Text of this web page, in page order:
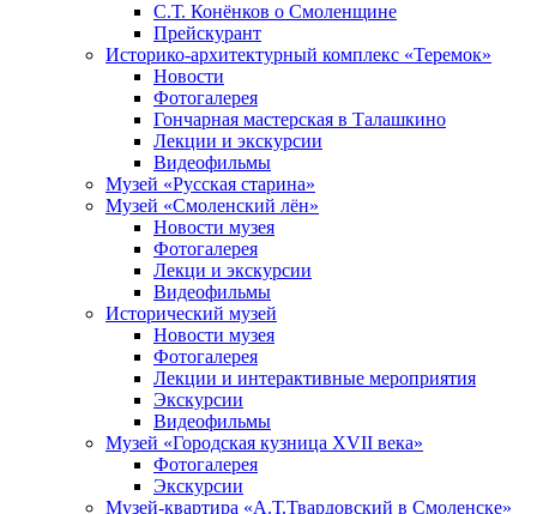
С.Т. Конёнков о Смоленщине
Прейскурант
Историко-архитектурный комплекс «Теремок»
Новости
Фотогалерея
Гончарная мастерская в Талашкино
Лекции и экскурсии
Видеофильмы
Музей «Русская старина»
Музей «Смоленский лён»
Новости музея
Фотогалерея
Лекци и экскурсии
Видеофильмы
Исторический музей
Новости музея
Фотогалерея
Лекции и интерактивные мероприятия
Экскурсии
Видеофильмы
Музей «Городская кузница XVII века»
Фотогалерея
Экскурсии
Музей-квартира «А.Т.Твардовский в Смоленске»